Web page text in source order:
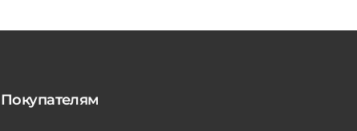
Покупателям